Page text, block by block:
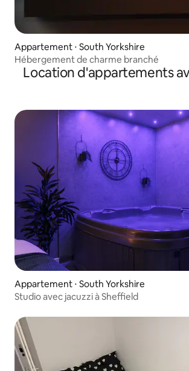
Appartement ⋅ South Yorkshire
Hébergement de charme branché
Location d'appartements
Appartement ⋅ South Yorkshire
Studio avec jacuzzi à Sheffield